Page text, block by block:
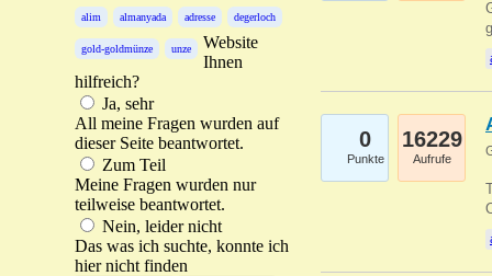
alim almanyada adresse degerloch
gold-goldmünze unze
Website
Ihnen
hilfreich?
Ja, sehr
All meine Fragen wurden auf
dieser Seite beantwortet.
Zum Teil
Meine Fragen wurden nur
teilweise beantwortet.
Nein, leider nicht
Das was ich suchte, konnte ich
hier nicht finden
0
Punkte
16229
Aufrufe